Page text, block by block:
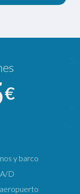
€
y barco
D